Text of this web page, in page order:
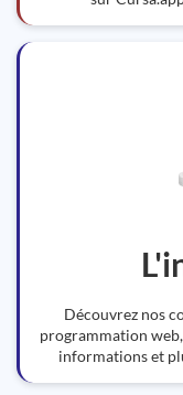
Découvrez nos
programmation web,
informations et